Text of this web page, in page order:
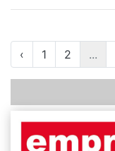
‹ 1 2 ...